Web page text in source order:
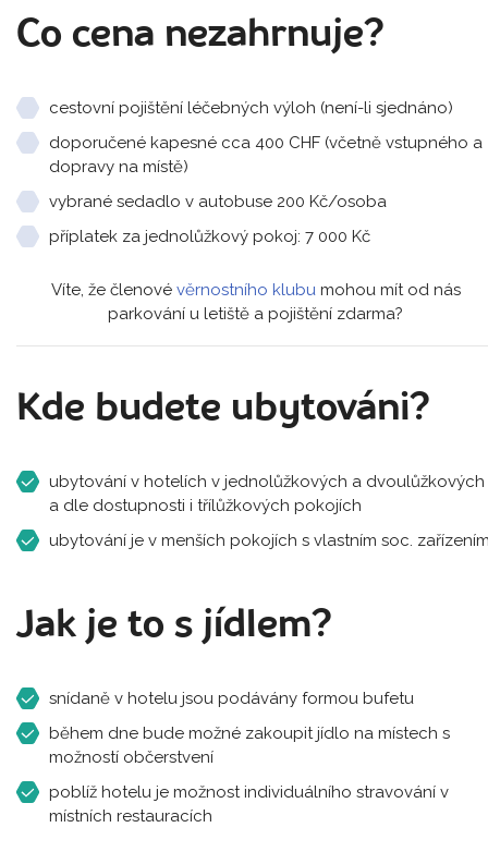
Co cena nezahrnuje?
cestovní pojištění léčebných výloh (není-li sjednáno)
doporučené kapesné cca 400 CHF (včetně vstupného a
dopravy na místě)
vybrané sedadlo v autobuse 200 Kč/osoba
příplatek za jednolůžkový pokoj: 7 000 Kč
Víte, že členové věrnostního klubu mohou mít od nás
parkování u letiště a pojištění zdarma?
Kde budete ubytováni?
ubytování v hotelích v jednolůžkových a dvoulůžkových
a dle dostupnosti i třílůžkových pokojích
ubytování je v menších pokojích s vlastním soc.
Jak je to s jídlem?
snídaně v hotelu jsou podávány formou bufetu
během dne bude možné zakoupit jídlo na místech s
možností občerstvení
poblíž hotelu je možnost individuálního stravování v
místních restauracích